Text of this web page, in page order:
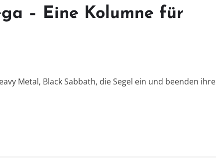
– Eine Kolumne für
Metal, Black Sabbath, die Segel ein und beenden ihre